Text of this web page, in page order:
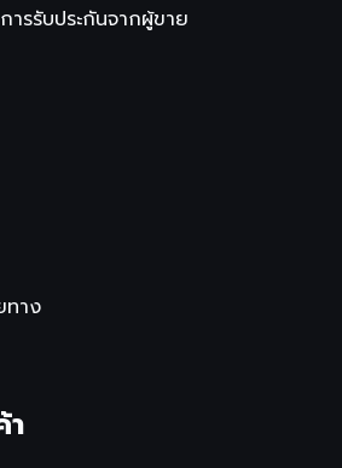
รรับประกันจากผู้ขาย
ทาง